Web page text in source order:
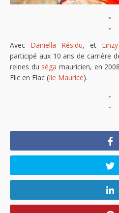
"
"
Avec Daniella Résidu, et
participé aux 10 ans de carrière
reines du séga mauricien, en
Flic en Flac (Ile Maurice).
"
"